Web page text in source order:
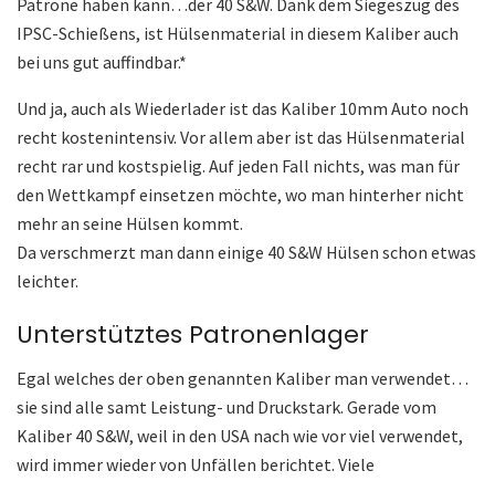
IPSC-Schießens, ist Hülsenmaterial in diesem Kaliber auch
bei uns gut auffindbar.*
Und ja, auch als Wiederlader ist das Kaliber 10mm Auto noch
recht kostenintensiv. Vor allem aber ist das Hülsenmaterial
recht rar und kostspielig. Auf jeden Fall nichts, was man für
den Wettkampf einsetzen möchte, wo man hinterher nicht
mehr an seine Hülsen kommt.
Da verschmerzt man dann einige 40 S&W Hülsen schon etwas
leichter.
Unterstütztes Patronenlager
Egal welches der oben genannten Kaliber man verwendet…
sie sind alle samt Leistung- und Druckstark. Gerade vom
Kaliber 40 S&W, weil in den USA nach wie vor viel verwendet,
wird immer wieder von Unfällen berichtet. Viele